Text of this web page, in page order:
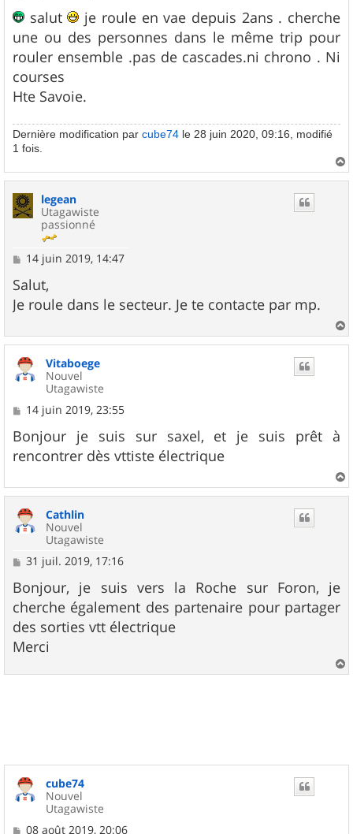
s
a
g
e
salut
je roule en vae depuis 2ans . cherche
une ou des personnes dans le même trip pour
rouler ensemble .pas de cascades.ni chrono . Ni
courses
Hte Savoie.
Dernière modification par cube74 le 28 juin 2020, 09:16, modifié
1 fois.
a
legean
Utagawiste
passionné
M
s
s
a
14 juin 2019, 14:47
Salut,
Je roule dans le secteur. Je te contacte par mp.
a
u
Vitaboege
Nouvel
Utagawiste
M
s
s
a
e
14 juin 2019, 23:55
Bonjour je suis sur saxel, et je suis prêt à
rencontrer dès vttiste électrique
a
Cathlin
Nouvel
Utagawiste
M
s
s
a
g
e
31 juil. 2019, 17:16
Bonjour, je suis vers la Roche sur Foron, je
cherche également des partenaire pour partager
des sorties vtt électrique
Merci
a
cube74
Nouvel
Utagawiste
M
08 août 2019, 20:06